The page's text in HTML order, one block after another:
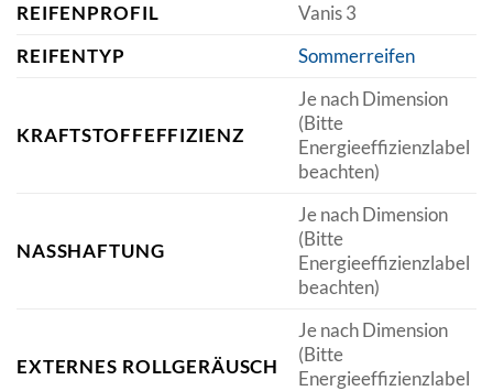
REIFENPROFIL
Vanis 3
REIFENTYP
Sommerreifen
KRAFTSTOFFEFFIZIENZ
Je nach Dimension
(Bitte
Energieeffizienzlabel
beachten)
NASSHAFTUNG
Je nach Dimension
(Bitte
Energieeffizienzlabel
beachten)
EXTERNES ROLLGERÄUSCH
Je nach Dimension
(Bitte
Energieeffizienzlabel